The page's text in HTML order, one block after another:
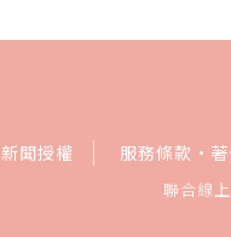
新聞授權 服務條款 ·
聯合線